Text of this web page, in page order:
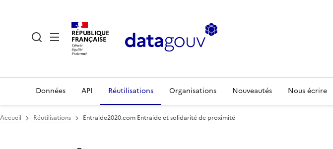
RÉPUBLIQUE
FRANÇAISE
Données API Réutilisations Organisations Nouveautés Nous écrire
Accueil Réutilisations Entraide2020.com Entraide et solidarité de proximité